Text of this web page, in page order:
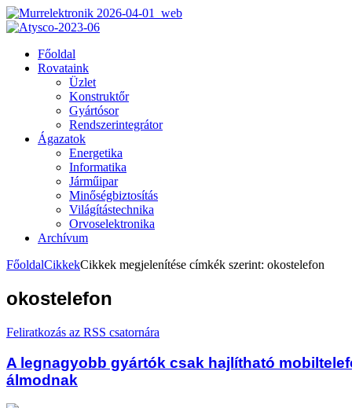
Főoldal
Rovataink
Üzlet
Konstruktőr
Gyártósor
Rendszerintegrátor
Ágazatok
Energetika
Informatika
Járműipar
Minőségbiztosítás
Világítástechnika
Orvoselektronika
Archívum
FőoldalCikkekCikkek megjelenítése címkék szerint: okostelefon
okostelefon
Feliratkozás az RSS csatornára
A legnagyobb gyártók csak hajlítható
álmodnak